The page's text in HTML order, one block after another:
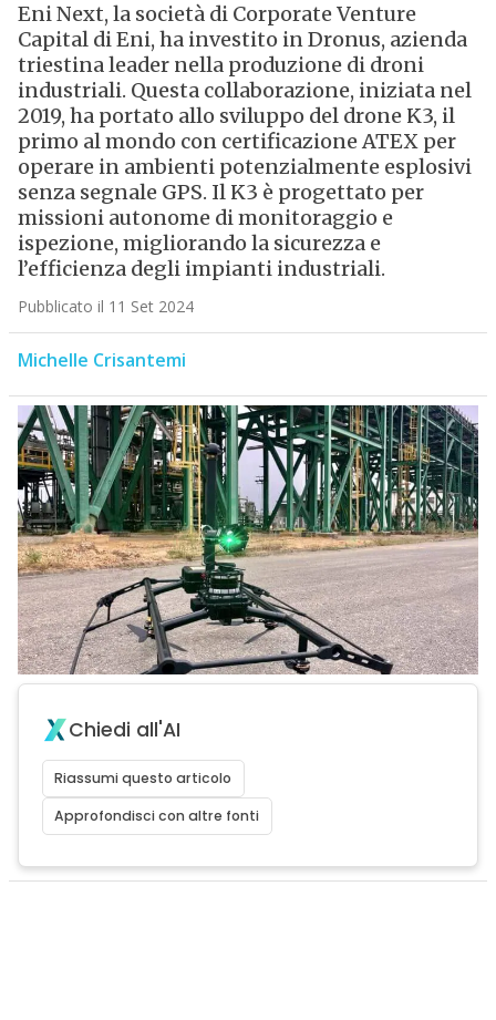
Eni Next, la società di Corporate Venture
Capital di Eni, ha investito in Dronus, azienda
triestina leader nella produzione di droni
industriali. Questa collaborazione, iniziata nel
2019, ha portato allo sviluppo del drone K3, il
primo al mondo con certificazione ATEX per
operare in ambienti potenzialmente esplosivi
senza segnale GPS. Il K3 è progettato per
missioni autonome di monitoraggio e
ispezione, migliorando la sicurezza e
l’efficienza degli impianti industriali.
Pubblicato il 11 Set 2024
Michelle Crisantemi
Chiedi all'AI
Riassumi questo articolo
Approfondisci con altre fonti